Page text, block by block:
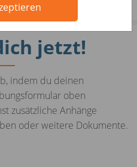
t
e
s
jetzt!
indem du deinen
oben
zusätzliche Anhänge
oder weitere Dokumente.